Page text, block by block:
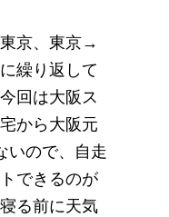
京、東京→
繰り返して
回は大阪ス
から大阪元
いので、自走
できるのが
る前に天気